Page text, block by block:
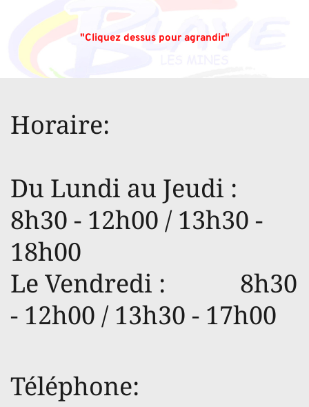
"Cliquez dessus pour agrandir"
Horaire:
Du Lundi au Jeudi :
8h30 - 12h00 / 13h30 -
18h00
Le Vendredi :            8h30
- 12h00 / 13h30 - 17h00
Téléphone: